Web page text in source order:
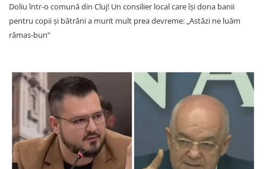
Doliu într-o comună din Cluj! Un consilier local care își dona banii
pentru copii și bătrâni a murit mult prea devreme: „Astăzi ne luăm
rămas-bun”